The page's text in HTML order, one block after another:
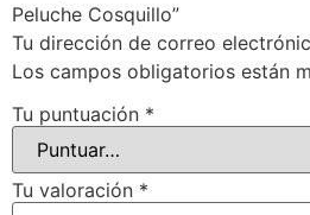
Peluche Cosquillo”
Tu dirección de correo
Los campos obligatorios están
Tu puntuación *
Tu valoración *